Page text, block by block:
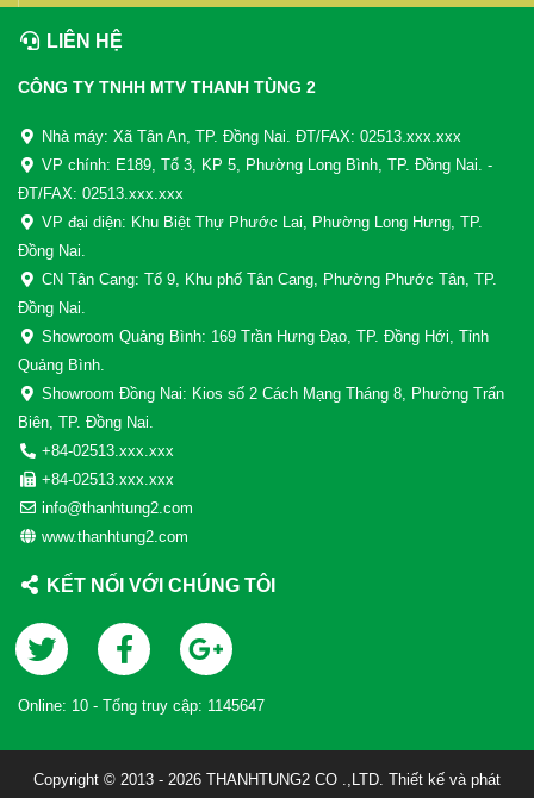
LIÊN HỆ
CÔNG TY TNHH MTV THANH TÙNG 2
Nhà máy: Xã Tân An, TP. Đồng Nai. ĐT/FAX: 02513.xxx.xxx
VP chính: E189, Tổ 3, KP 5, Phường Long Bình, TP. Đồng Nai. -
ĐT/FAX: 02513.xxx.xxx
VP đại diện: Khu Biệt Thự Phước Lai, Phường Long Hưng, TP.
Đồng Nai.
CN Tân Cang: Tổ 9, Khu phố Tân Cang, Phường Phước Tân, TP.
Đồng Nai.
Showroom Quảng Bình: 169 Trần Hưng Đạo, TP. Đồng Hới, Tỉnh
Quảng Bình.
Showroom Đồng Nai: Kios số 2 Cách Mạng Tháng 8, Phường Trấn
Biên, TP. Đồng Nai.
+84-02513.xxx.xxx
+84-02513.xxx.xxx
info@thanhtung2.com
www.thanhtung2.com
KẾT NỐI VỚI CHÚNG TÔI
Online: 10 - Tổng truy cập: 1145647
Copyright © 2013 - 2026 THANHTUNG2 CO .,LTD. Thiết kế và phát